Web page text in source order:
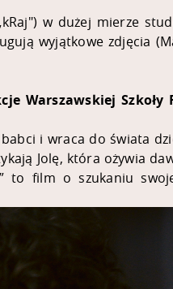
w dużej mierze
wyjątkowe zdjęcia
Warszawskiej Szkoły
i wraca do świata
Jolę, która ożywia
to film o szukaniu